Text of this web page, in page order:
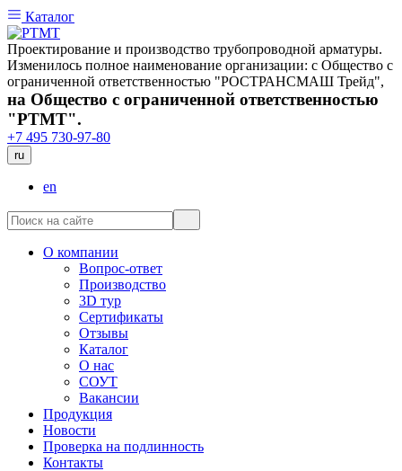
Каталог
Проектирование и производство трубопроводной арматуры.
Изменилось полное наименование организации: с Общество с
ограниченной ответственностью "РОСТРАНСМАШ Трейд",
на Общество с ограниченной ответственностью
"РТМТ".
+7 495 730-97-80
ru
en
О компании
Вопрос-ответ
Производство
3D тур
Сертификаты
Отзывы
Каталог
О нас
СОУТ
Вакансии
Продукция
Новости
Проверка на подлинность
Контакты